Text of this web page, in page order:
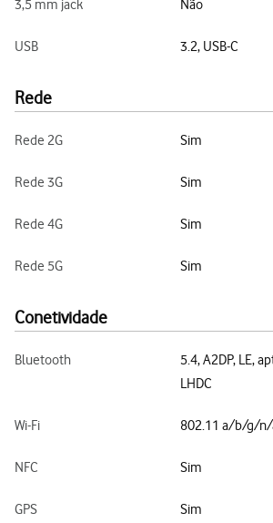
3,5 mm jack Não
USB 3.2, USB-C
Rede
Rede 2G Sim
Rede 3G Sim
Rede 4G Sim
Rede 5G Sim
Conetividade
Bluetooth
5.4, A2DP, LE,
LHDC
Wi-Fi 802.11 a/b/g/
NFC Sim
GPS Sim